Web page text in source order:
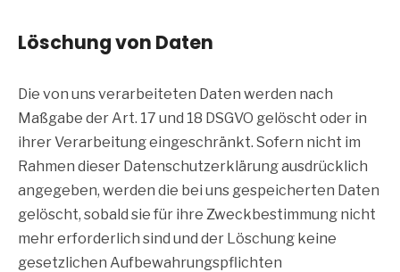
Löschung von Daten
Die von uns verarbeiteten Daten werden nach
Maßgabe der Art. 17 und 18 DSGVO gelöscht oder in
ihrer Verarbeitung eingeschränkt. Sofern nicht im
Rahmen dieser Datenschutzerklärung ausdrücklich
angegeben, werden die bei uns gespeicherten Daten
gelöscht, sobald sie für ihre Zweckbestimmung nicht
mehr erforderlich sind und der Löschung keine
gesetzlichen Aufbewahrungspflichten